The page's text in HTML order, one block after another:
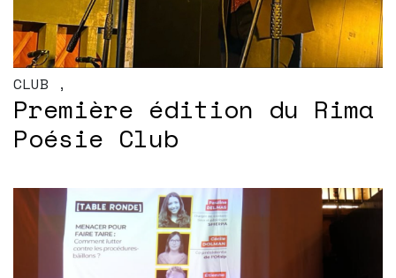
CLUB ,
Première édition du Rima
Poésie Club